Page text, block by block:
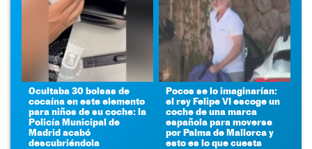
Ocultaba 30 bolsas de
cocaína en este elemento
para niños de su coche: la
Policía Municipal de
Madrid acabó
descubriéndola
Pocos se lo imaginarían:
el rey Felipe VI escoge un
coche de una marca
española para moverse
por Palma de Mallorca y
esto es lo que cuesta